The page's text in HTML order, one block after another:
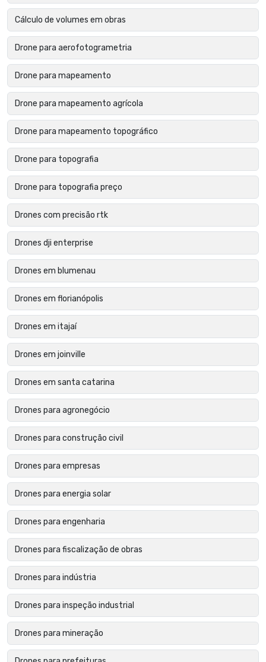
Cálculo de volumes em obras
Drone para aerofotogrametria
Drone para mapeamento
Drone para mapeamento agrícola
Drone para mapeamento topográfico
Drone para topografia
Drone para topografia preço
Drones com precisão rtk
Drones dji enterprise
Drones em blumenau
Drones em florianópolis
Drones em itajaí
Drones em joinville
Drones em santa catarina
Drones para agronegócio
Drones para construção civil
Drones para empresas
Drones para energia solar
Drones para engenharia
Drones para fiscalização de obras
Drones para indústria
Drones para inspeção industrial
Drones para mineração